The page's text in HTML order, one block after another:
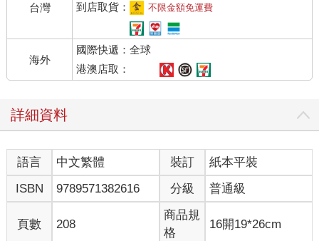
台灣
到店取貨：
不限金額免運費
海外
國際快遞：全球
港澳店取：
詳細資料
語言 中文繁體 裝訂
紙本平裝
ISBN
9789571382616 分級 普通級
頁數 208
商品規
格
16開19*26cm